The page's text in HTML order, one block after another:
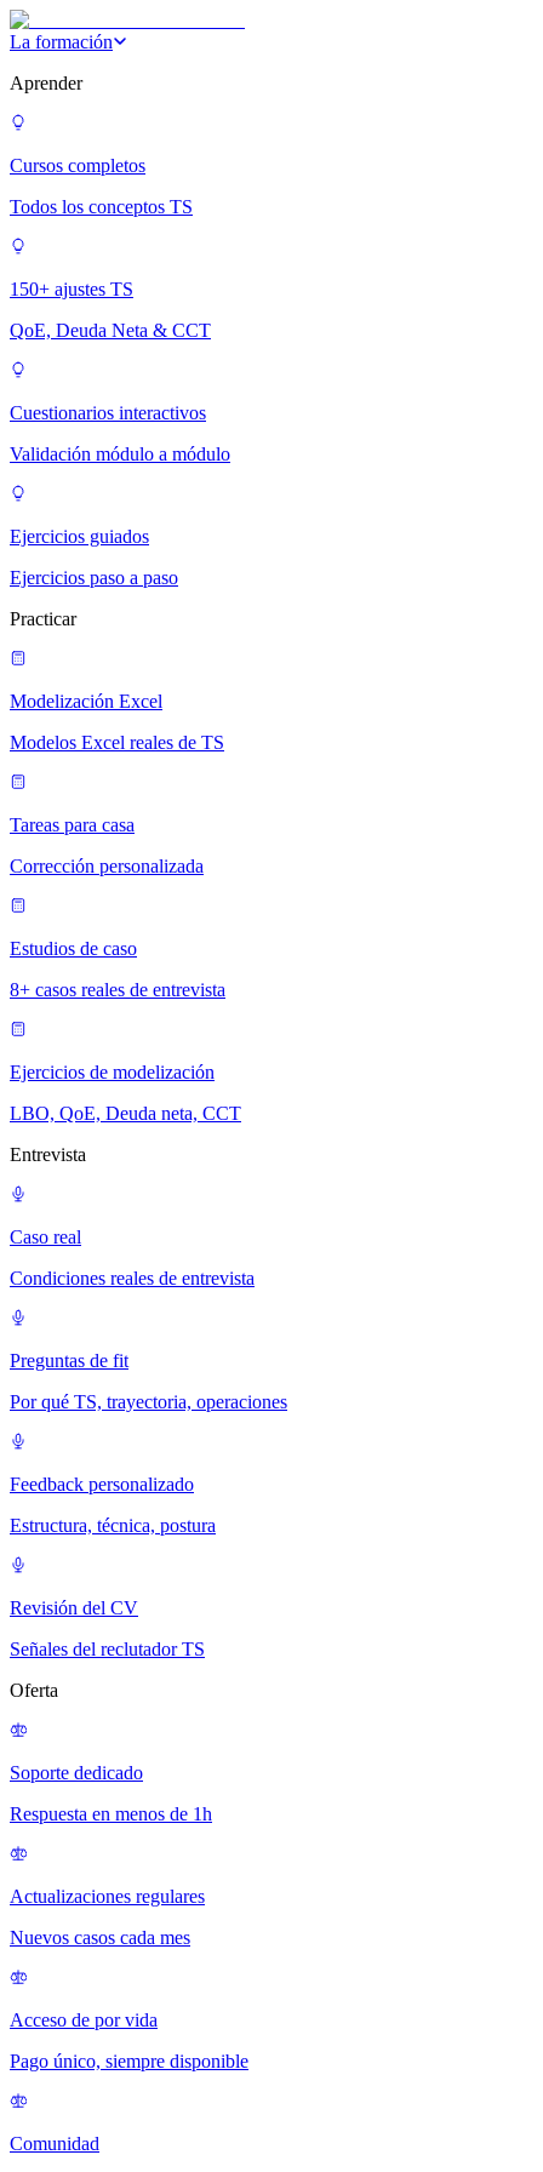
La formación
Aprender
Cursos completos
Todos los conceptos TS
150+ ajustes TS
QoE, Deuda Neta & CCT
Cuestionarios interactivos
Validación módulo a módulo
Ejercicios guiados
Ejercicios paso a paso
Practicar
Modelización Excel
Modelos Excel reales de TS
Tareas para casa
Corrección personalizada
Estudios de caso
8+ casos reales de entrevista
Ejercicios de modelización
LBO, QoE, Deuda neta, CCT
Entrevista
Caso real
Condiciones reales de entrevista
Preguntas de fit
Por qué TS, trayectoria, operaciones
Feedback personalizado
Estructura, técnica, postura
Revisión del CV
Señales del reclutador TS
Oferta
Soporte dedicado
Respuesta en menos de 1h
Actualizaciones regulares
Nuevos casos cada mes
Acceso de por vida
Pago único, siempre disponible
Comunidad